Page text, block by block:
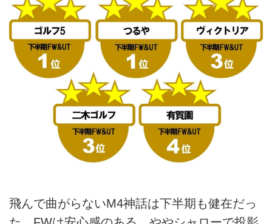
飛んで曲がらないM4神話は下半期も健在だっ